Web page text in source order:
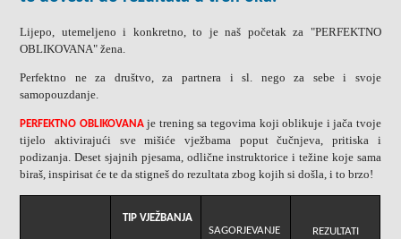
Lijepo, utemeljeno i konkretno, to je naš početak za "PERFEKTNO
OBLIKOVANA" žena.
Perfektno ne za društvo, za partnera i sl. nego za sebe i svoje
samopouzdanje.
PERFEKTNO OBLIKOVANAje trening sa tegovima koji oblikuje i jača tvoje
tijelo aktivirajući sve mišiće vježbama poput čučnjeva, pritiska i
podizanja. Deset sjajnih pjesama, odlične instruktorice i težine koje sama
biraš, inspirisat će te da stigneš do rezultata zbog kojih si došla, i to brzo!
TIP VJEŽBANJA
SAGORJEVANJE REZULTATI